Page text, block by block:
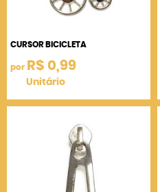
CURSOR BICICLETA
por R$ 0,99
Unitário